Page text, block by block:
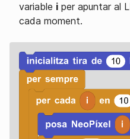
variable i per apuntar al
cada moment.